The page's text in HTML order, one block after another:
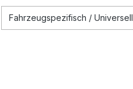
Fahrzeugspezifisch / Universell